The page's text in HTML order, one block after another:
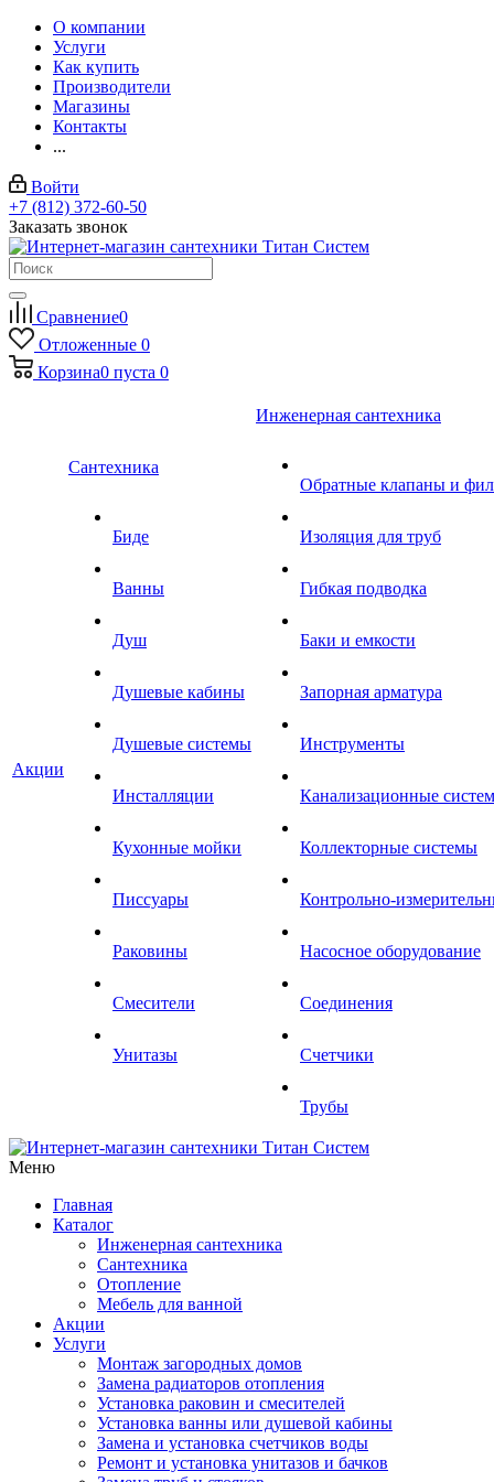
О компании
Услуги
Как купить
Производители
Магазины
Контакты
...
Войти
+7 (812) 372-60-50
Заказать звонок
Сравнение0
Отложенные 0
Корзина0 пуста 0
Акции
Сантехника
Биде
Ванны
Душ
Душевые кабины
Душевые системы
Инсталляции
Кухонные мойки
Писсуары
Раковины
Смесители
Унитазы
Инженерная сантехника
Обратные клапаны и
Изоляция для труб
Гибкая подводка
Баки и емкости
Запорная арматура
Инструменты
Канализационные
Коллекторные системы
Контрольно-
Насосное оборудование
Соединения
Счетчики
Трубы
Меню
Главная
Каталог
Инженерная сантехника
Сантехника
Отопление
Мебель для ванной
Акции
Услуги
Монтаж загородных домов
Замена радиаторов отопления
Установка раковин и смесителей
Установка ванны или душевой кабины
Замена и установка счетчиков воды
Ремонт и установка унитазов и бачков